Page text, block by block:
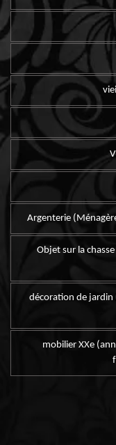
Argenterie
Objet sur la
décoration de jardin
mobilier XXe